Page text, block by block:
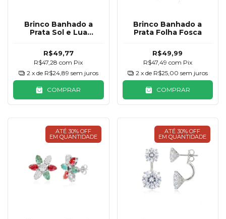
Brinco Banhado a
Prata Sol e Lua
R$49,77
R$47,28com Pix
2 x de R$24,89 sem juros
COMPRAR
Brinco Banhado a
Prata Folha Fosca
R$49,99
R$47,49 com Pix
2 x de R$25,00 sem juros
COMPRAR
ATÉ 30% OFF
EM QUANTIDADE
ATÉ 30% OFF
EM QUANTIDADE